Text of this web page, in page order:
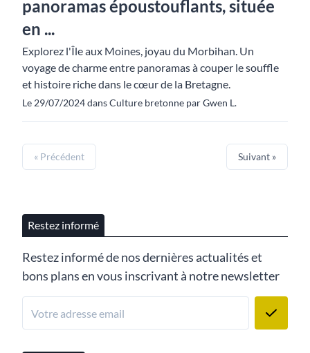
panoramas époustouflants, située
en ...
Explorez l'Île aux Moines, joyau du Morbihan. Un
voyage de charme entre panoramas à couper le souffle
et histoire riche dans le cœur de la Bretagne.
Le 29/07/2024 dans Culture bretonne par Gwen L.
« Précédent Suivant »
Restez informé
Restez informé de nos dernières actualités et
bons plans en vous inscrivant à notre newsletter